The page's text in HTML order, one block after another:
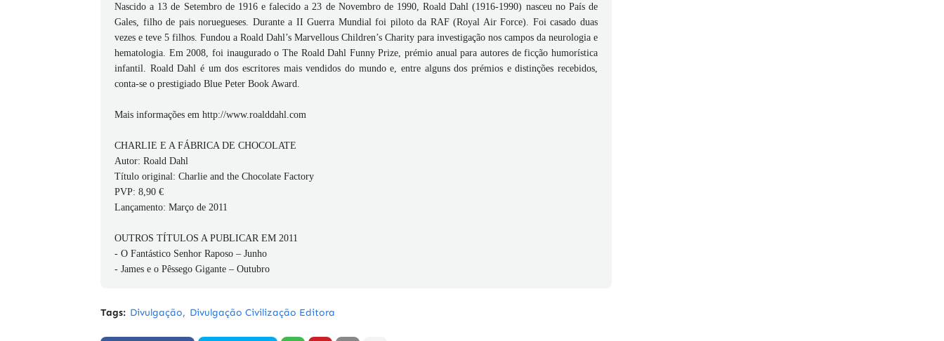
Nascido a 13 de Setembro de 1916 e falecido a 23 de Novembro de 1990, Roald Dahl (1916-1990) nasceu no País de
Gales, filho de pais noruegueses. Durante a II Guerra Mundial foi piloto da RAF (Royal Air Force). Foi casado duas
vezes e teve 5 filhos. Fundou a Roald Dahl’s Marvellous Children’s Charity para investigação nos campos da neurologia e
hematologia. Em 2008, foi inaugurado o The Roald Dahl Funny Prize, prémio anual para autores de ficção humorística
infantil. Roald Dahl é um dos escritores mais vendidos do mundo e, entre alguns dos prémios e distinções recebidos,
conta-se o prestigiado Blue Peter Book Award.
Mais informações em http://www.roalddahl.com
CHARLIE E A FÁBRICA DE CHOCOLATE
Autor: Roald Dahl
Título original: Charlie and the Chocolate Factory
PVP: 8,90 €
Lançamento: Março de 2011
OUTROS TÍTULOS A PUBLICAR EM 2011
- O Fantástico Senhor Raposo – Junho
- James e o Pêssego Gigante – Outubro
Tags: Divulgação Divulgação Civilização Editora